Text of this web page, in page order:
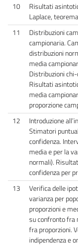
10
Risultati
Laplace,
11
Distribuzioni
campionaria.
distribuzioni
media
Distribuzioni
Risultati
media
proporzione
12
Introduzione
Stimatori
confidenza.
media e per la
normali).
confidenza per
13
Verifica delle
varianza per
proporzioni e
su confronto fra
fra proporzioni.
indipendenza e